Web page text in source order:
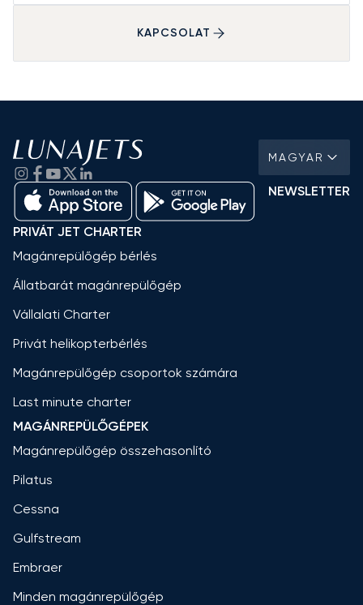
KAPCSOLAT
MAGYAR
NEWSLETTER
PRIVÁT JET CHARTER
Magánrepülőgép bérlés
Állatbarát magánrepülőgép
Vállalati Charter
Privát helikopterbérlés
Magánrepülőgép csoportok számára
Last minute charter
MAGÁNREPÜLŐGÉPEK
Magánrepülőgép összehasonlító
Pilatus
Cessna
Gulfstream
Embraer
Minden magánrepülőgép